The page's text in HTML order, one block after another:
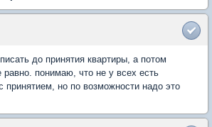
до принятия квартиры, а потом
равно. понимаю, что не у всех есть
принятием, но по возможности надо это